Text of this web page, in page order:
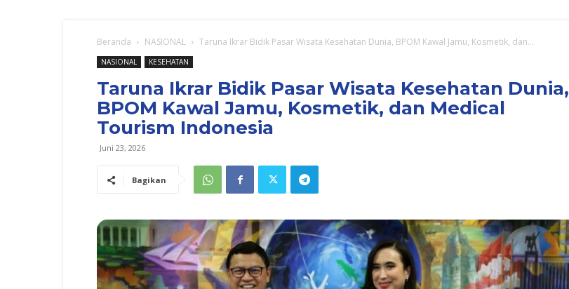
Beranda NASIONAL Taruna Ikrar Bidik Pasar Wisata Kesehatan Dunia, BPOM Kawal Jamu, Kosmetik, dan...
NASIONAL KESEHATAN
Taruna Ikrar Bidik Pasar Wisata Kesehatan Dunia,
BPOM Kawal Jamu, Kosmetik, dan Medical
Tourism Indonesia
Juni 23, 2026
Bagikan